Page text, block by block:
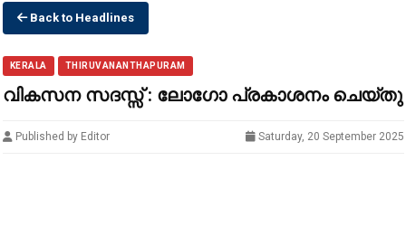
Back to Headlines
KERALA THIRUVANANTHAPURAM
വികസന സദസ്സ് : ലോഗോ പ്രകാശനം ചെയ്തു
Published by Editor Saturday, 20 September 2025